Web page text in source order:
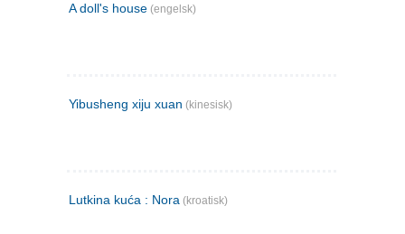
A doll's house (engelsk)
Yibusheng xiju xuan (kinesisk)
Lutkina kuća : Nora (kroatisk)